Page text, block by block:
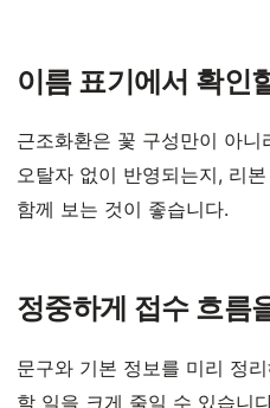
이름 표기에서 확인
근조화환은 꽃 구성만이 아
오탈자 없이 반영되는지, 리
함께 보는 것이 좋습니다.
정중하게 접수 흐름
문구와 기본 정보를 미리 정
할 일을 크게 줄일 수 있습니